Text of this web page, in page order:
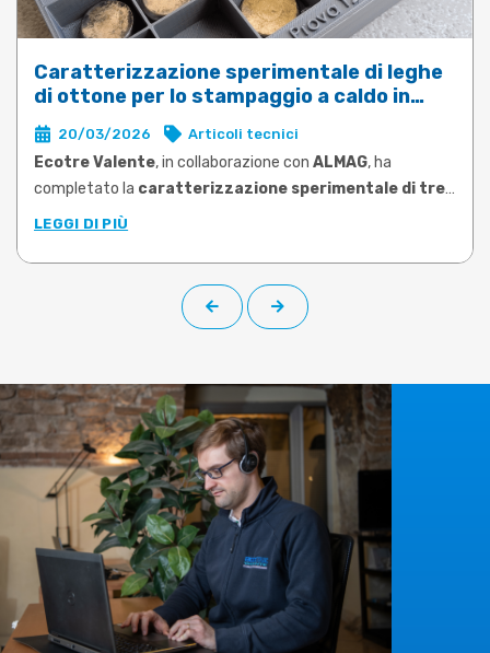
Caratterizzazione sperimentale di leghe
di ottone per lo stampaggio a caldo in
DEFORM
20/03/2026 Articoli tecnici
Ecotre Valente, in collaborazione con ALMAG, ha
completato la caratterizzazione sperimentale di tre
leghe di ottone tra le più utilizzate nello stampaggio
piombo (Pb<0,1%). Le prove, condotte su campioni prelevati
da barra di produzione, hanno permesso di determinare le
proprietà plastiche di ciascuna lega negli intervalli di
Illimite risoltoè quello che molti utilizzatori di software di
simulazione conoscono bene:dati materiali generici,
datati o riferiti a leghe non corrispondenti a quelle
effettivamente lavorate. Una condizione che rende la
simulazione meno affidabile e costringe a compensare con
prove fisiche aggiuntive, più scarti e tempi di messa a punto
dilatati. I nuovi dati sperimentali, che su richiesta possono
essere implementati nella libreria materiali di
DEFORM
colmano questa lacuna, offrendo curve di flusso specifiche
LEGGI DI PIÙ